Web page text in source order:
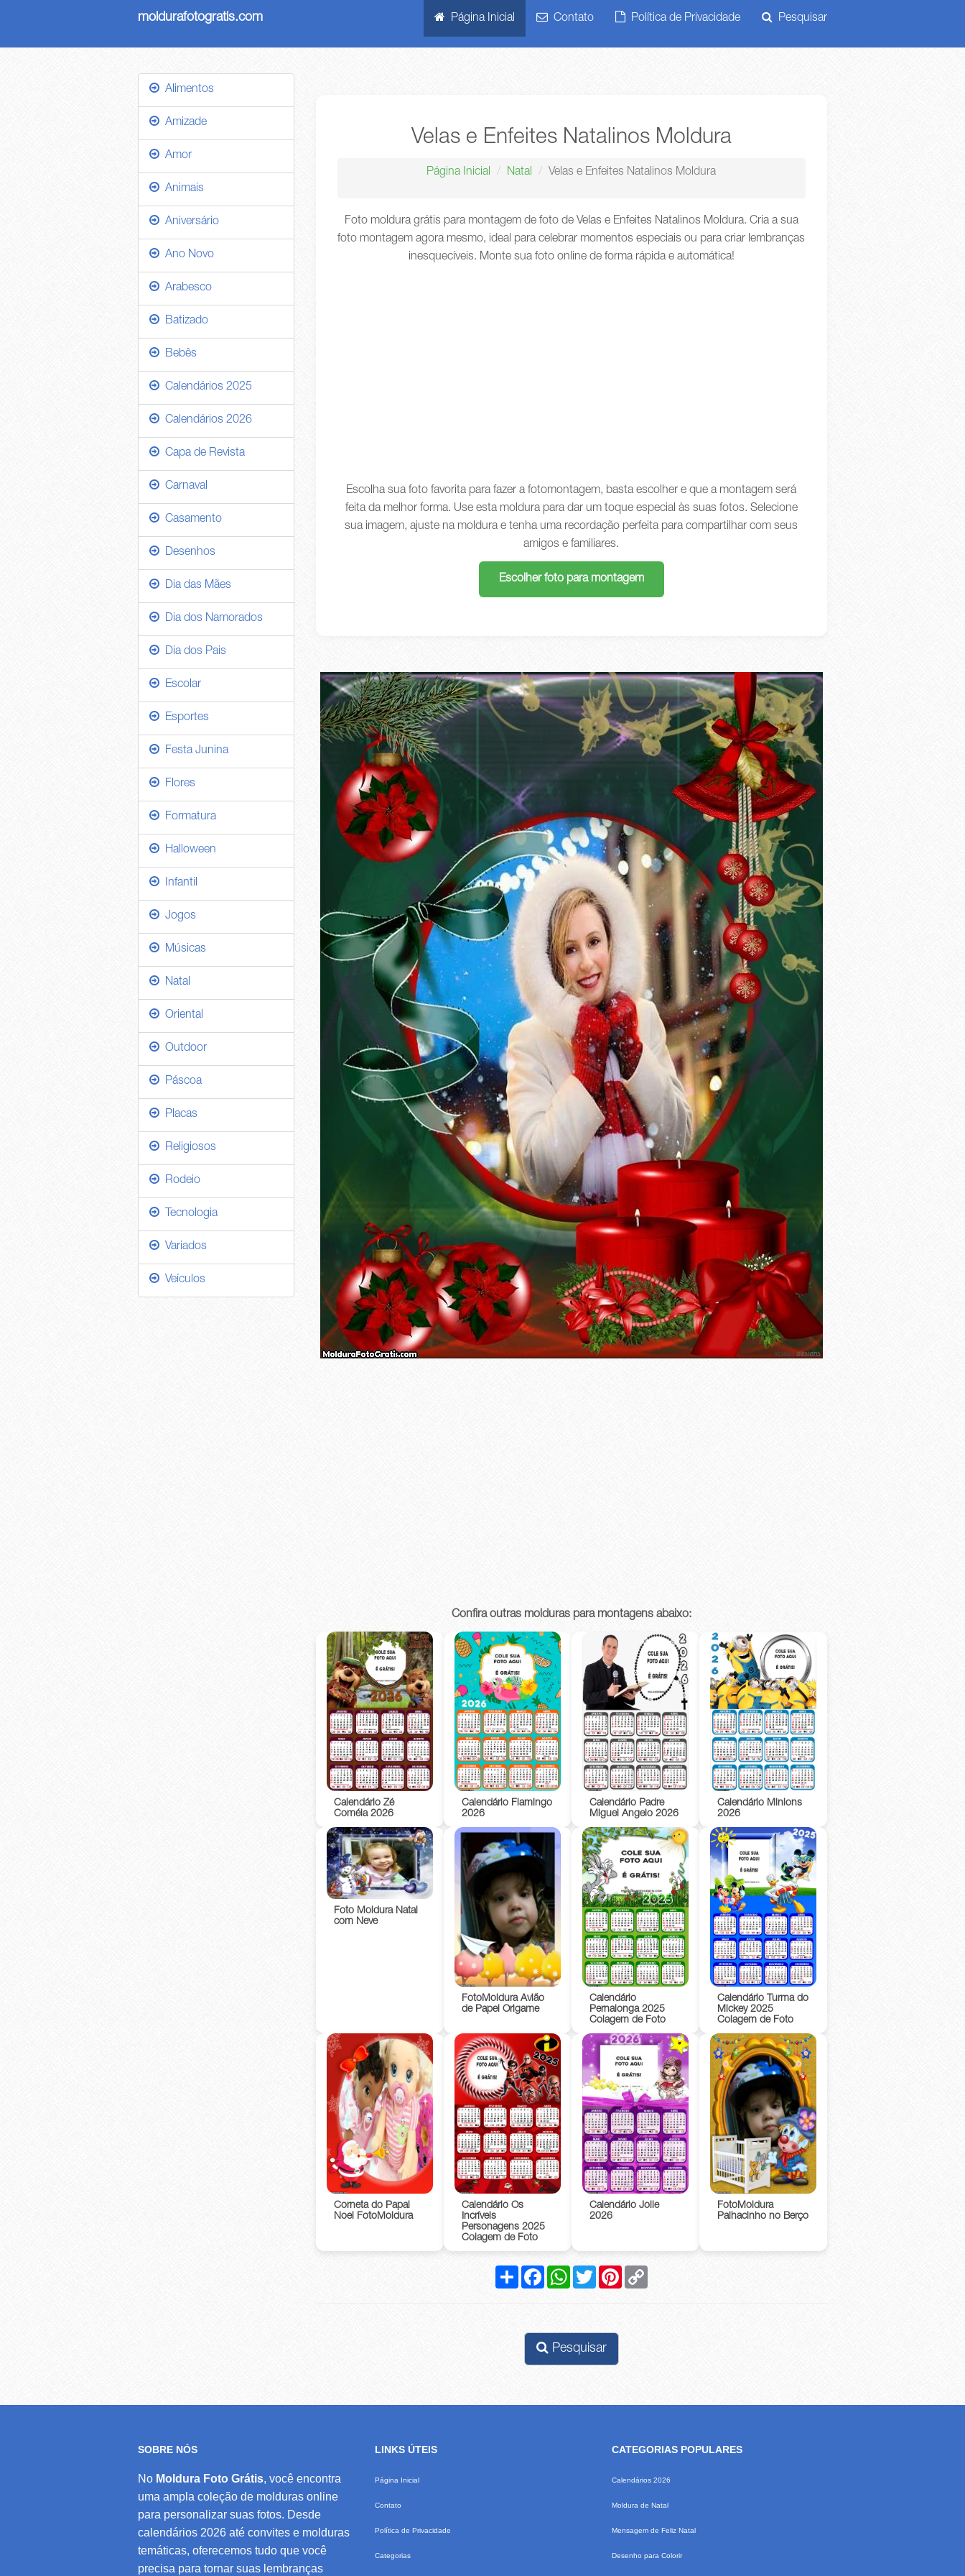
moldurafotogratis.com Página Inicial Contato Política de Privacidade Pesquisar
Velas e Enfeites Natalinos Moldura
Página Inicial Natal Velas e Enfeites Natalinos Moldura
Foto moldura grátis para montagem de foto de Velas e Enfeites Natalinos Moldura. Cria a sua
foto montagem agora mesmo, ideal para celebrar momentos especiais ou para criar lembranças
inesquecíveis. Monte sua foto online de forma rápida e automática!
Escolha sua foto favorita para fazer a fotomontagem, basta escolher e que a montagem será
feita da melhor forma. Use esta moldura para dar um toque especial às suas fotos. Selecione
sua imagem, ajuste na moldura e tenha uma recordação perfeita para compartilhar com seus
amigos e familiares.
Escolher foto para montagem
Confira outras molduras para montagens abaixo:
Calendário Zé
Coméia 2026
Calendário Flamingo
2026
Calendário Padre
Miguel Angelo 2026
Calendário Minions
2026
Foto Moldura Natal
com Neve
FotoMoldura Avião
de Papel Origame
Calendário
Pernalonga 2025
Colagem de Foto
Calendário Turma do
Mickey 2025
Colagem de Foto
Corneta do Papai
Noel FotoMoldura
Calendário Os
Incríveis
Personagens 2025
Colagem de Foto
Calendário Jolie
2026
FotoMoldura
Palhacinho no Berço
Compartilhar
FacebookWhatsApp
TwitterPinterestCopy
Pesquisar
Alimentos
Amizade
Amor
Animais
Aniversário
Ano Novo
Arabesco
Batizado
Bebês
Calendários 2025
Calendários 2026
Capa de Revista
Carnaval
Casamento
Desenhos
Dia das Mães
Dia dos Namorados
Dia dos Pais
Escolar
Esportes
Festa Junina
Flores
Formatura
Halloween
Infantil
Jogos
Músicas
Natal
Oriental
Outdoor
Páscoa
Placas
Religiosos
Rodeio
Tecnologia
Variados
Veículos
SOBRE NÓS
No Moldura Foto Grátis, você encontra
uma ampla coleção de molduras online
para personalizar suas fotos. Desde
calendários 2026 até convites e molduras
temáticas, oferecemos tudo que você
precisa para tornar suas lembranças
LINKS ÚTEIS
Página Inicial
Contato
Política de Privacidade
Categorias
CATEGORIAS POPULARES
Calendários 2026
Moldura de Natal
Mensagem de Feliz Natal
Desenho para Colorir